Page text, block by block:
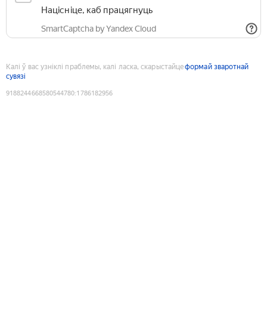
Націсніце, каб працягнуць
SmartCaptcha by Yandex Cloud
Калі ў вас узніклі праблемы, калі ласка, скарыстайцеформай зваротнай
сувязі
9188244668580544780:1786182956